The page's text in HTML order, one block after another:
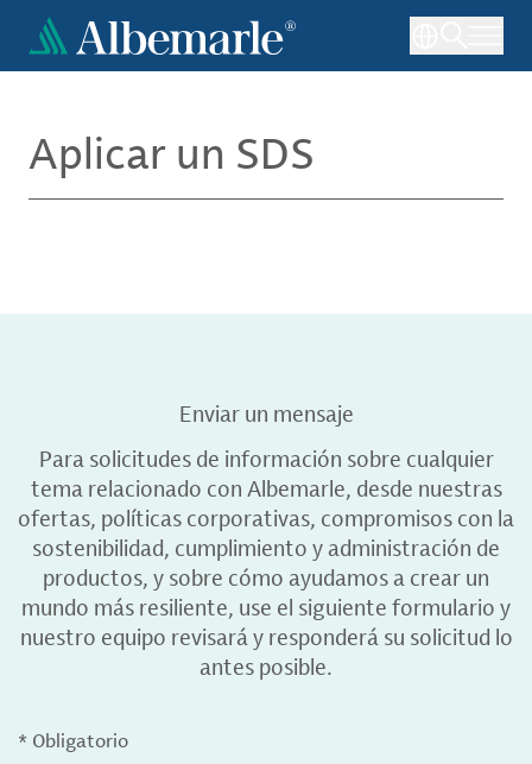
Pasar
contenido
Aplicar un SDS
Enviar un mensaje
Para solicitudes de información sobre cualquier
tema relacionado con Albemarle, desde nuestras
ofertas, políticas corporativas, compromisos con la
sostenibilidad, cumplimiento y administración de
productos, y sobre cómo ayudamos a crear un
mundo más resiliente, use el siguiente formulario y
nuestro equipo revisará y responderá su solicitud lo
antes posible.
* Obligatorio